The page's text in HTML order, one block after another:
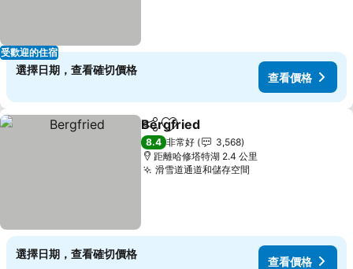
受歡迎的住宿
選擇日期，查看確切價格
查看價格
分享 加入我的最愛
Bergfried
8.4 非常好
3,568
距離哈修塔特湖 2.4 公里
滑雪道通道和儲存空間
選擇日期，查看確切價格
查看價格